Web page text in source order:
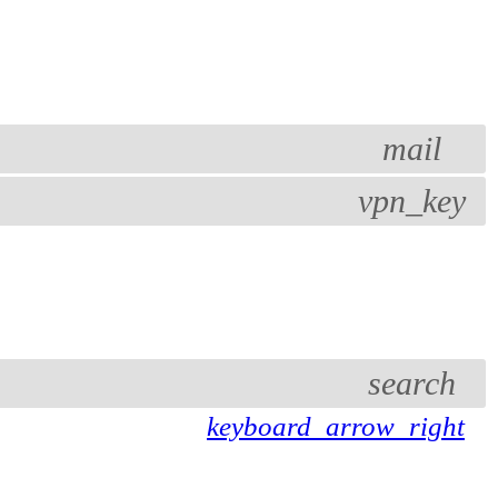
mail
vpn_key
search
keyboard_arrow_right